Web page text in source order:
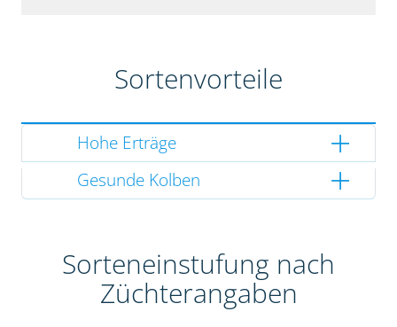
Sortenvorteile
Hohe Erträge
Gesunde Kolben
Sorteneinstufung nach
Züchterangaben